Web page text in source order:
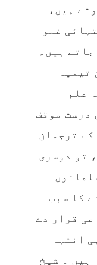
ہیں،
غلو
ہیں۔
علم
درست موقف
ترجمان
تو دوسری
کا سبب
قرار دے
انتہا
ہیں ۔ شیخ